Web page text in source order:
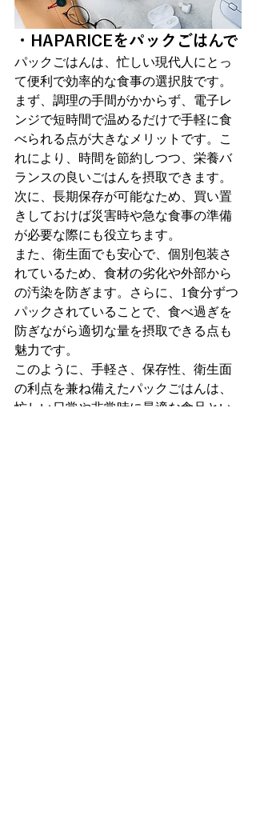
・HAPARICEをパックごはんで
パックごはんは、忙しい現代人にとっ
て便利で効率的な食事の選択肢です。
まず、調理の手間がかからず、電子レ
ンジで短時間で温めるだけで手軽に食
べられる点が大きなメリットです。こ
れにより、時間を節約しつつ、栄養バ
ランスの良いごはんを摂取できます。
次に、長期保存が可能なため、買い置
きしておけば災害時や急な食事の準備
が必要な際にも役立ちます。
また、衛生面でも安心で、個別包装さ
れているため、食材の劣化や外部から
の汚染を防ぎます。さらに、1食分ずつ
パックされていることで、食べ過ぎを
防ぎながら適切な量を摂取できる点も
魅力です。
このように、手軽さ、保存性、衛生面
の利点を兼ね備えたパックごはんは、
忙しい日常や非常時に最適な食品とい